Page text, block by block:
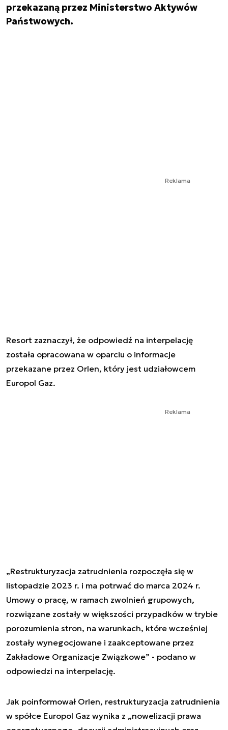
przekazaną przez Ministerstwo Aktywów
Państwowych.
Reklama
Resort zaznaczył, że odpowiedź na interpelację
została opracowana w oparciu o informacje
przekazane przez Orlen, który jest udziałowcem
Europol Gaz.
Reklama
„Restrukturyzacja zatrudnienia rozpoczęła się w
listopadzie 2023 r. i ma potrwać do marca 2024 r.
Umowy o pracę, w ramach zwolnień grupowych,
rozwiązane zostały w większości przypadków w trybie
porozumienia stron, na warunkach, które wcześniej
zostały wynegocjowane i zaakceptowane przez
Zakładowe Organizacje Związkowe” - podano w
odpowiedzi na interpelację.
Jak poinformował Orlen, restrukturyzacja zatrudnienia
w spółce Europol Gaz wynika z „nowelizacji prawa